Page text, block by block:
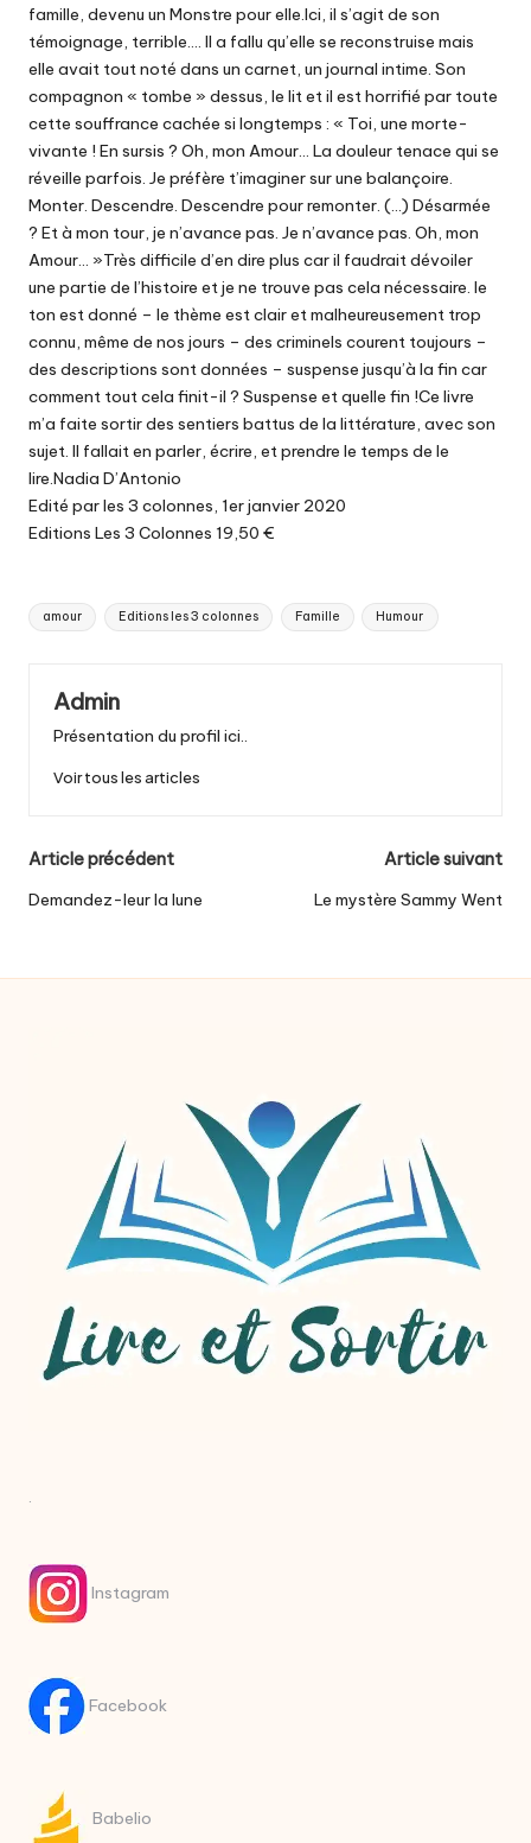
famille, devenu un Monstre pour elle.Ici, il s’agit de son
témoignage, terrible…. Il a fallu qu’elle se reconstruise mais
elle avait tout noté dans un carnet, un journal intime. Son
compagnon « tombe » dessus, le lit et il est horrifié par toute
cette souffrance cachée si longtemps : « Toi, une morte-
vivante ! En sursis ? Oh, mon Amour… La douleur tenace qui se
réveille parfois. Je préfère t’imaginer sur une balançoire.
Monter. Descendre. Descendre pour remonter. (…) Désarmée
? Et à mon tour, je n’avance pas. Je n’avance pas. Oh, mon
Amour… »Très difficile d’en dire plus car il faudrait dévoiler
une partie de l’histoire et je ne trouve pas cela nécessaire. le
ton est donné – le thème est clair et malheureusement trop
connu, même de nos jours – des criminels courent toujours –
des descriptions sont données – suspense jusqu’à la fin car
comment tout cela finit-il ? Suspense et quelle fin !Ce livre
m’a faite sortir des sentiers battus de la littérature, avec son
sujet. Il fallait en parler, écrire, et prendre le temps de le
lire.Nadia D’Antonio
Edité par les 3 colonnes, 1er janvier 2020
Editions Les 3 Colonnes 19,50 €
Tags:
amour Editions les 3 colonnes Famille Humour
Admin
Présentation du profil ici..
Voir tous les articles
Post
navigation
Article précédent
Demandez-leur la lune
Article suivant
Le mystère Sammy Went
.
Instagram
Facebook
Babelio